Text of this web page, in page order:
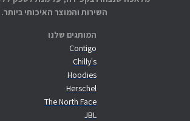
המותגים שלנו
Contigo
Chilly's
Hoodies
Herschel
The North Face
JBL
השירות והמוצר האיכותי ביותר.